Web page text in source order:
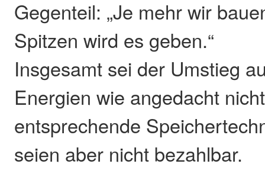
Gegenteil: „Je mehr wir
Spitzen wird es geben.“
Insgesamt sei der Umstieg
Energien wie angedacht
entsprechende
seien aber nicht bezahlbar.